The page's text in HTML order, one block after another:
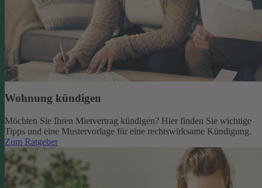
Wohnung kündigen
Möchten Sie Ihren Mietvertrag kündigen? Hier finden Sie wichtige
Tipps und eine Mustervorlage für eine rechtswirksame Kündigung.
Zum Ratgeber